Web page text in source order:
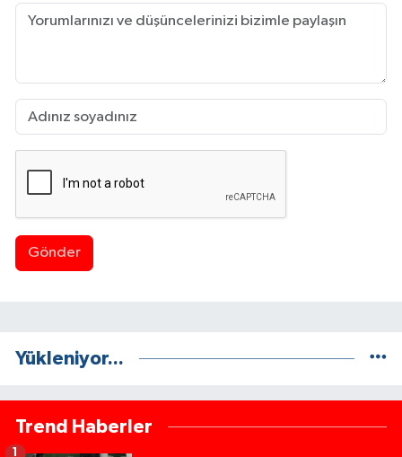
Gönder
Yükleniyor...
Trend Haberler
1